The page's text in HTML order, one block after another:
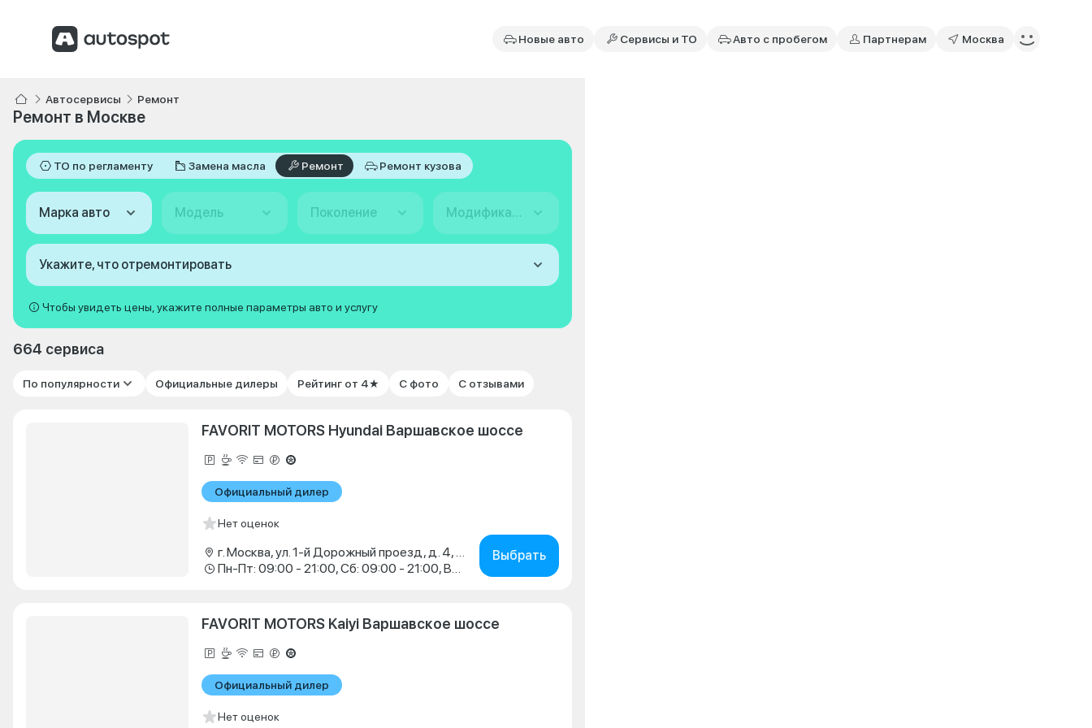
Новые авто Сервисы и ТО Авто с пробегом Партнерам Москва
Автосервисы Ремонт
Ремонт в Москве
ТО по регламенту Замена масла Ремонт Ремонт кузова
Марка авто Модель Поколение Модификация
Укажите, что отремонтировать
Чтобы увидеть цены, укажите полные параметры авто и услугу
664 сервиса
По популярности Официальные дилеры Рейтинг от 4★ С фото С отзывами
FAVORIT MOTORS Hyundai Варшавское шоссе
Официальный дилер
Нет оценок
г. Москва, ул. 1-й Дорожный проезд, д. 4, стр. 1
Пн-Пт: 09:00 - 21:00, Сб: 09:00 - 21:00, Вс: 09:00 - 20:00
Выбрать
FAVORIT MOTORS Kaiyi Варшавское шоссе
Официальный дилер
Нет оценок